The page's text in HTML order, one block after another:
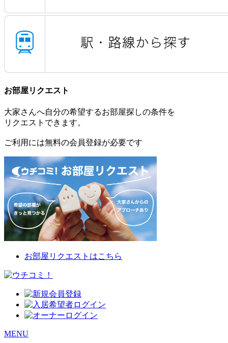
お部屋リクエスト
大家さんへ自分の希望するお部屋探しの条件を
リクエストできます。
ご利用には無料の会員登録が必要です
お部屋リクエストはこちら
MENU